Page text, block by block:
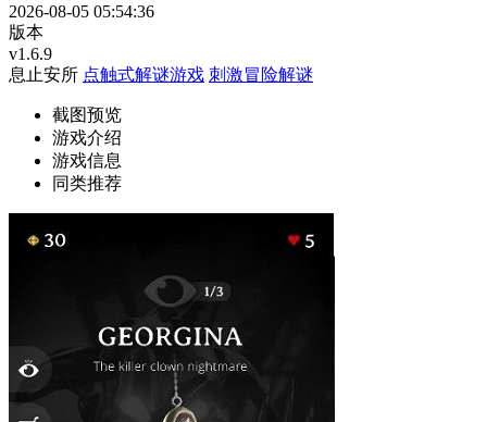
2026-08-05 05:54:36
版本
v1.6.9
息止安所 点触式解谜游戏 刺激冒险解谜
截图预览
游戏介绍
游戏信息
同类推荐